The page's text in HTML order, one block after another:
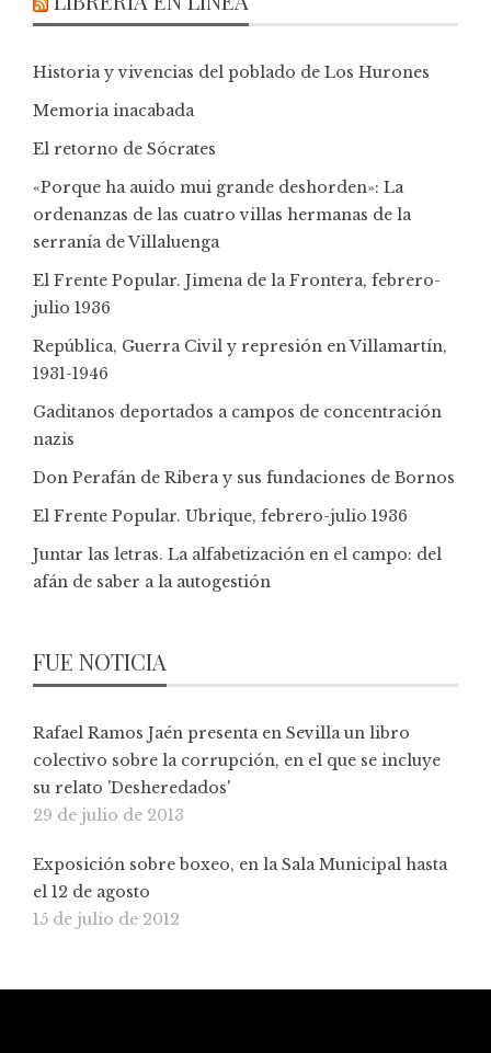
Historia y vivencias del poblado de Los Hurones
Memoria inacabada
El retorno de Sócrates
«Porque ha auido mui grande deshorden»: La
ordenanzas de las cuatro villas hermanas de la
serranía de Villaluenga
El Frente Popular. Jimena de la Frontera, febrero-
julio 1936
República, Guerra Civil y represión en Villamartín,
1931-1946
Gaditanos deportados a campos de concentración
nazis
Don Perafán de Ribera y sus fundaciones de Bornos
El Frente Popular. Ubrique, febrero-julio 1936
Juntar las letras. La alfabetización en el campo: del
afán de saber a la autogestión
FUE NOTICIA
Rafael Ramos Jaén presenta en Sevilla un libro
colectivo sobre la corrupción, en el que se incluye
su relato 'Desheredados'
29 de julio de 2013
Exposición sobre boxeo, en la Sala Municipal hasta
el 12 de agosto
15 de julio de 2012